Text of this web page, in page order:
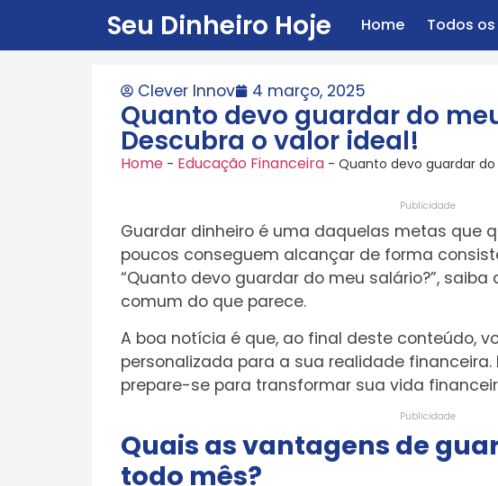
Seu Dinheiro Hoje Home Todos
Clever Innov 4 março, 2025
Quanto devo guardar do
Descubra o valor ideal!
Home - Educação Financeira - Quanto devo guardar
Publicidade
Guardar dinheiro é uma daquelas metas que
poucos conseguem alcançar de forma
“Quanto devo guardar do meu salário?”,
comum do que parece.
A boa notícia é que, ao final deste conteúdo,
personalizada para a sua realidade
prepare-se para transformar sua vida
Publicidade
Quais as vantagens de
todo mês?